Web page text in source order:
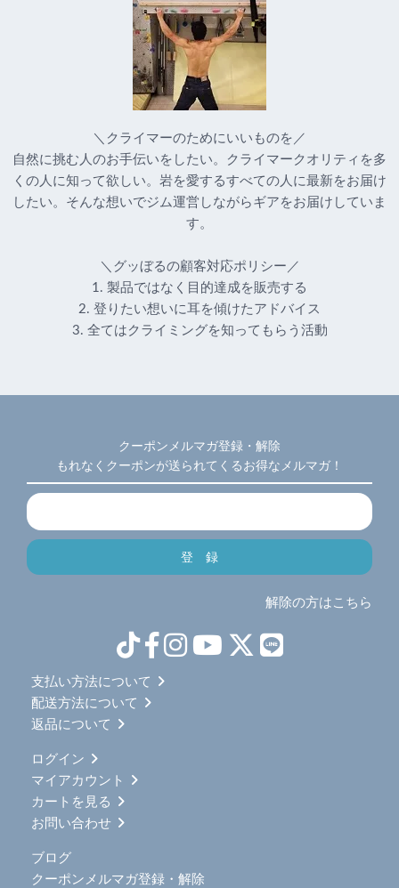
＼クライマーのためにいいものを／
自然に挑む人のお手伝いをしたい。クライマークオリティを多
くの人に知って欲しい。岩を愛するすべての人に最新をお届け
したい。そんな想いでジム運営しながらギアをお届けしていま
す。
＼グッぼるの顧客対応ポリシー／
1. 製品ではなく目的達成を販売する
2. 登りたい想いに耳を傾けたアドバイス
3. 全てはクライミングを知ってもらう活動
クーポンメルマガ登録・解除
もれなくクーポンが送られてくるお得なメルマガ！
解除の方はこちら
支払い方法について
配送方法について
返品について
ログイン
マイアカウント
カートを見る
お問い合わせ
ブログ
クーポンメルマガ登録・解除